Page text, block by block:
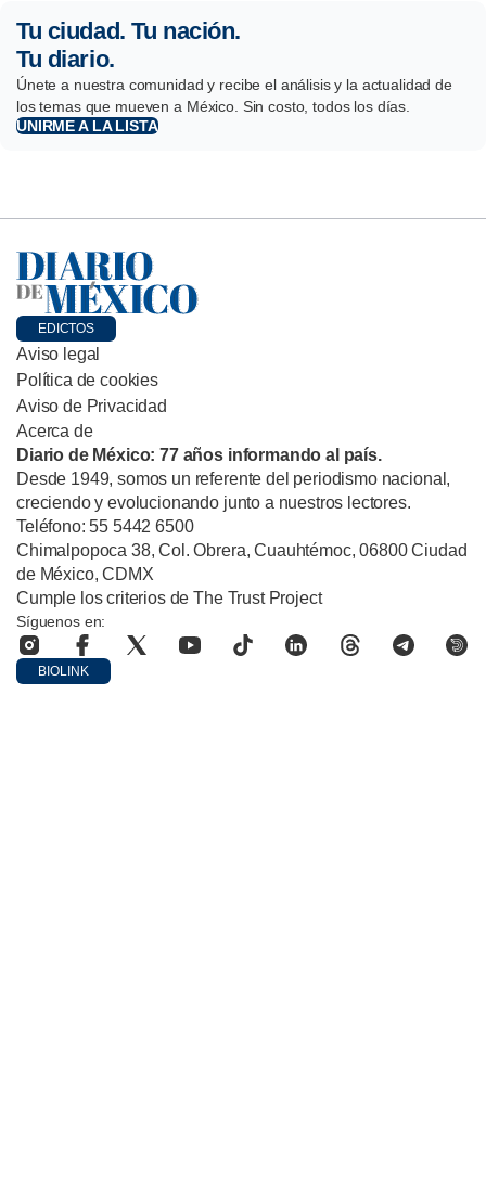
Tu ciudad. Tu nación.
Tu diario.
Únete a nuestra comunidad y recibe el análisis y la actualidad de
los temas que mueven a México. Sin costo, todos los días.
UNIRME A LA LISTA
EDICTOS
Aviso legal
Política de cookies
Aviso de Privacidad
Acerca de
Diario de México: 77 años informando al país.
Desde 1949, somos un referente del periodismo nacional,
creciendo y evolucionando junto a nuestros lectores.
Teléfono: 55 5442 6500
Chimalpopoca 38, Col. Obrera, Cuauhtémoc, 06800 Ciudad
de México, CDMX
Cumple los criterios de The Trust Project
Síguenos en:
BIOLINK